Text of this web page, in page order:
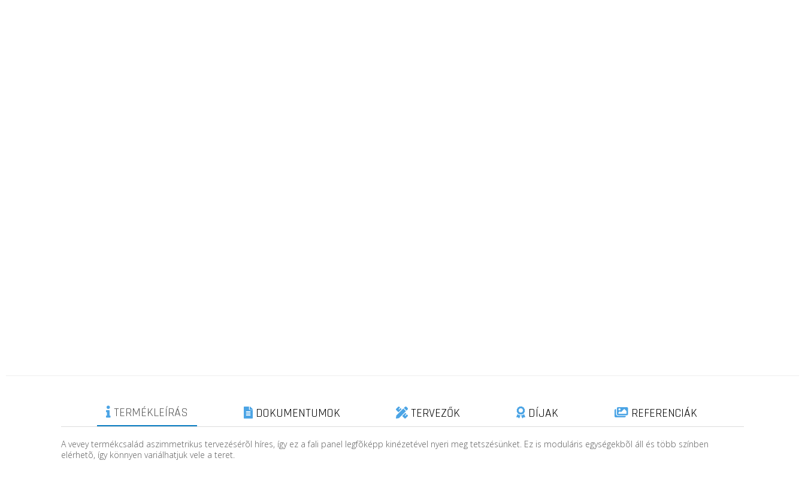
TERMÉKLEÍRÁS DOKUMENTUMOK TERVEZŐK DÍJAK REFERENCIÁK
A vevey termékcsalád aszimmetrikus tervezésérõl híres, így ez a fali panel legfõképp kinézetével nyeri meg tetszésünket. Ez is moduláris egységekbõl áll és több színben
elérhetõ, így könnyen variálhatjuk vele a teret.